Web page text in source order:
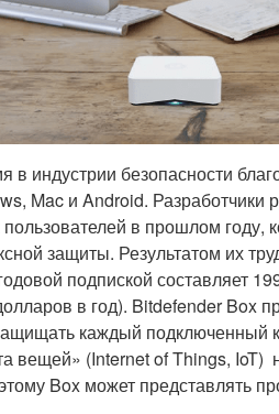
в индустрии безопасности
Mac и Android. Разработчики
в прошлом году,
защиты. Результатом их
подпиской составляет
в год). Bitdefender Box
каждый подключенный
вещей» (Internet of Things,
Box может представлять